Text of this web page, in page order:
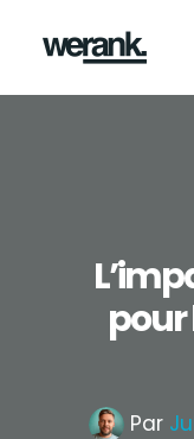
pour
Par